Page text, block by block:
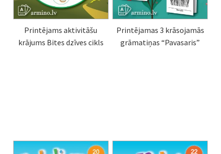
Printējams aktivitāšu
krājums Bites dzīves cikls
Printējamas 3 krāsojamās
grāmatiņas “Pavasaris”